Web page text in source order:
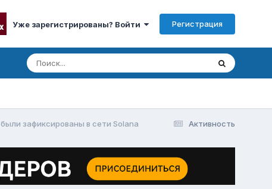
Уже зарегистрированы? Войти Регистрация
Активность
зафиксированы в сети Solana